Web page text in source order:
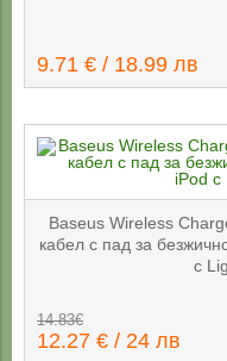
9.71 € / 18.99 лв
Baseus Wireless
кабел с пад за
с
14.83€
12.27 € / 24 лв